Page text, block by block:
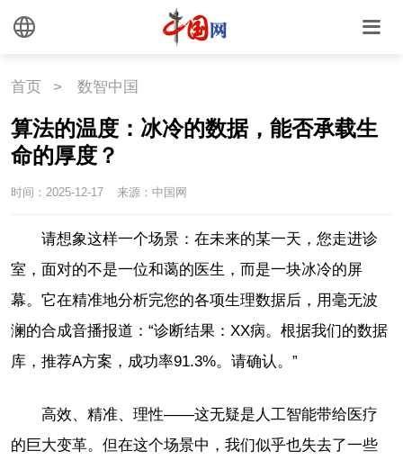
首页 > 数智中国
算法的温度：冰冷的数据，能否承载生
命的厚度？
时间：2025-12-17 来源：中国网
请想象这样一个场景：在未来的某一天，您走进诊
室，面对的不是一位和蔼的医生，而是一块冰冷的屏
幕。它在精准地分析完您的各项生理数据后，用毫无波
澜的合成音播报道： “诊断结果： XX病。根据我们的数据
库，推荐A方案，成功率91.3%。请确认。”
高效、精准、理性——这无疑是人工智能带给医疗
的巨大变革。但在这个场景中，我们似乎也失去了一些